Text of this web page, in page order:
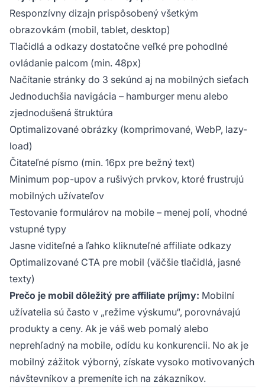
Responzívny dizajn prispôsobený všetkým
obrazovkám (mobil, tablet, desktop)
Tlačidlá a odkazy dostatočne veľké pre pohodlné
ovládanie palcom (min. 48px)
Načítanie stránky do 3 sekúnd aj na mobilných sieťach
Jednoduchšia navigácia – hamburger menu alebo
zjednodušená štruktúra
Optimalizované obrázky (komprimované, WebP, lazy-
load)
Čitateľné písmo (min. 16px pre bežný text)
Minimum pop-upov a rušivých prvkov, ktoré frustrujú
mobilných užívateľov
Testovanie formulárov na mobile – menej polí, vhodné
vstupné typy
Jasne viditeľné a ľahko kliknuteľné affiliate odkazy
Optimalizované CTA pre mobil (väčšie tlačidlá, jasné
texty)
Prečo je mobil dôležitý pre affiliate príjmy: Mobilní
užívatelia sú často v „režime výskumu“, porovnávajú
produkty a ceny. Ak je váš web pomalý alebo
neprehľadný na mobile, odídu ku konkurencii. No ak je
mobilný zážitok výborný, získate vysoko motivovaných
návštevníkov a premeníte ich na zákazníkov.